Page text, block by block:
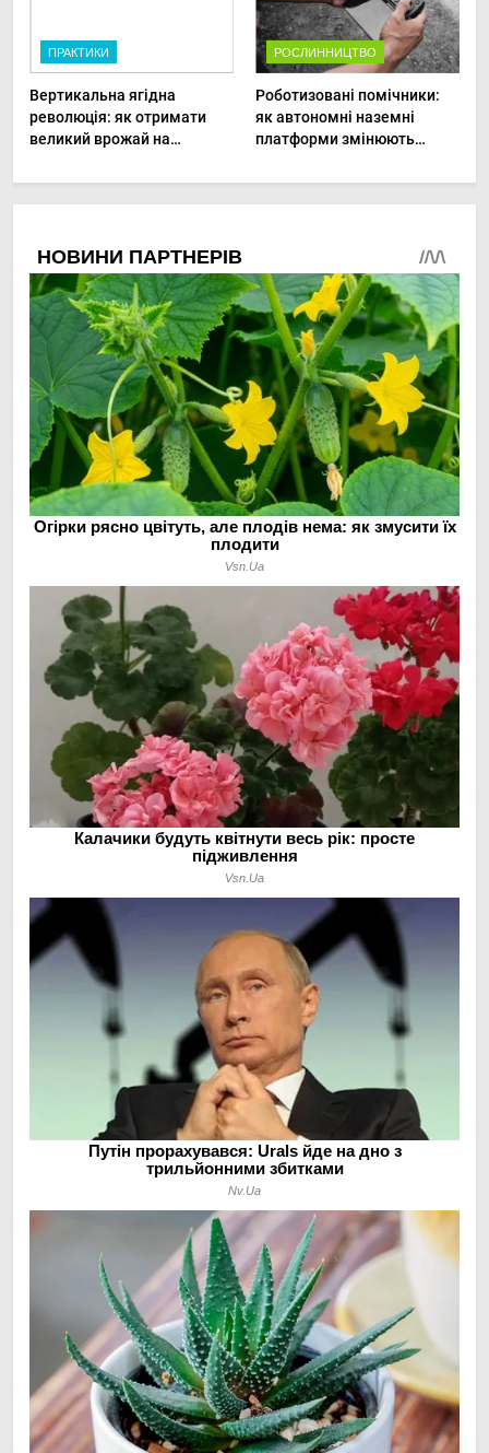
ПРАКТИКИ
Вертикальна ягідна
революція: як отримати
великий врожай на
РОСЛИННИЦТВО
Роботизовані помічники:
як автономні наземні
платформи змінюють
овочами